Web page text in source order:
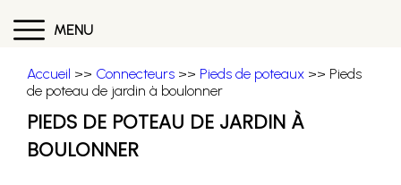
MENU
Accueil >> Connecteurs >> Pieds de poteaux >> Pieds
de poteau de jardin à boulonner
PIEDS DE POTEAU DE JARDIN À
BOULONNER